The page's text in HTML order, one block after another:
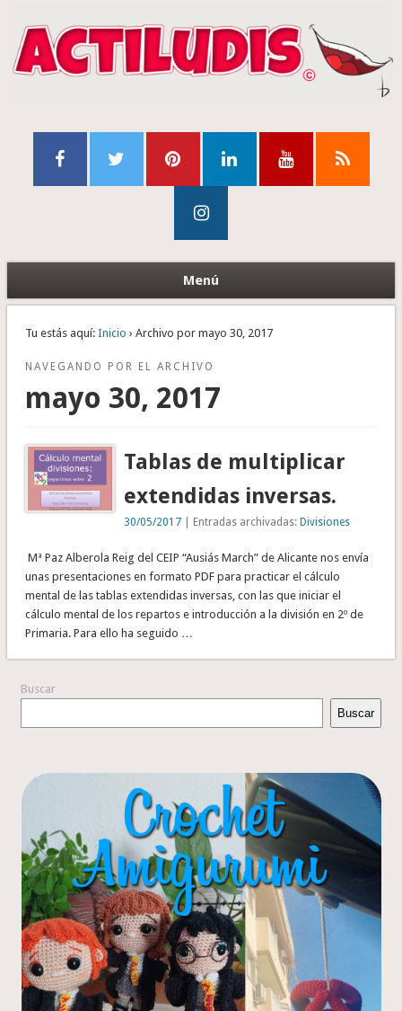
Menú
Tu estás aquí: Inicio › Archivo por mayo 30, 2017
NAVEGANDO POR EL ARCHIVO
mayo 30, 2017
Tablas de multiplicar
extendidas inversas.
30/05/2017 | Entradas archivadas:Divisiones
Mª Paz Alberola Reig del CEIP “Ausiás March” de Alicante nos envía
unas presentaciones en formato PDF para practicar el cálculo
mental de las tablas extendidas inversas, con las que iniciar el
cálculo mental de los repartos e introducción a la división en 2º de
Primaria. Para ello ha seguido …
Buscar
Buscar